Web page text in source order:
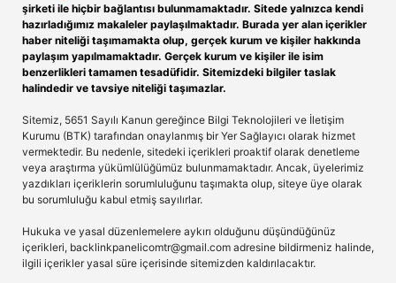
şirketi ile hiçbir bağlantısı bulunmamaktadır. Sitede yalnızca kendi
hazırladığımız makaleler paylaşılmaktadır. Burada yer alan içerikler
haber niteliği taşımamakta olup, gerçek kurum ve kişiler hakkında
paylaşım yapılmamaktadır. Gerçek kurum ve kişiler ile isim
benzerlikleri tamamen tesadüfidir. Sitemizdeki bilgiler taslak
halindedir ve tavsiye niteliği taşımazlar.
Sitemiz, 5651 Sayılı Kanun gereğince Bilgi Teknolojileri ve İletişim
Kurumu (BTK) tarafından onaylanmış bir Yer Sağlayıcı olarak hizmet
vermektedir. Bu nedenle, sitedeki içerikleri proaktif olarak denetleme
veya araştırma yükümlülüğümüz bulunmamaktadır. Ancak, üyelerimiz
yazdıkları içeriklerin sorumluluğunu taşımakta olup, siteye üye olarak
bu sorumluluğu kabul etmiş sayılırlar.
Hukuka ve yasal düzenlemelere aykırı olduğunu düşündüğünüz
içerikleri, backlinkpanelicomtr@gmail.com adresine bildirmeniz halinde,
ilgili içerikler yasal süre içerisinde sitemizden kaldırılacaktır.